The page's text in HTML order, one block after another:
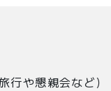
や懇親会など）